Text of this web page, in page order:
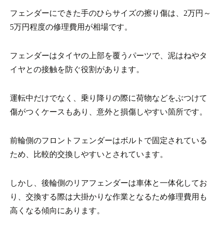
フェンダーにできた手のひらサイズの擦り傷は、2万円～
5万円程度の修理費用が相場です。
フェンダーはタイヤの上部を覆うパーツで、泥はねやタ
イヤとの接触を防ぐ役割があります。
運転中だけでなく、乗り降りの際に荷物などをぶつけて
傷がつくケースもあり、意外と損傷しやすい箇所です。
前輪側のフロントフェンダーはボルトで固定されている
ため、比較的交換しやすいとされています。
しかし、後輪側のリアフェンダーは車体と一体化してお
り、交換する際は大掛かりな作業となるため修理費用も
高くなる傾向にあります。